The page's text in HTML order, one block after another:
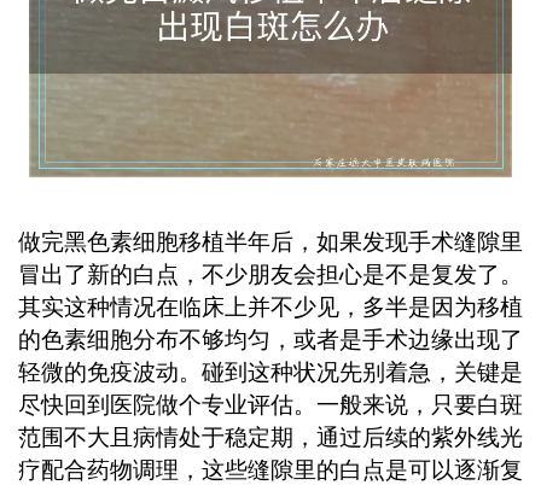
做完黑色素细胞移植半年后，如果发现手术缝隙里
冒出了新的白点，不少朋友会担心是不是复发了。
其实这种情况在临床上并不少见，多半是因为移植
的色素细胞分布不够均匀，或者是手术边缘出现了
轻微的免疫波动。碰到这种状况先别着急，关键是
尽快回到医院做个专业评估。一般来说，只要白斑
范围不大且病情处于稳定期，通过后续的紫外线光
疗配合药物调理，这些缝隙里的白点是可以逐渐复